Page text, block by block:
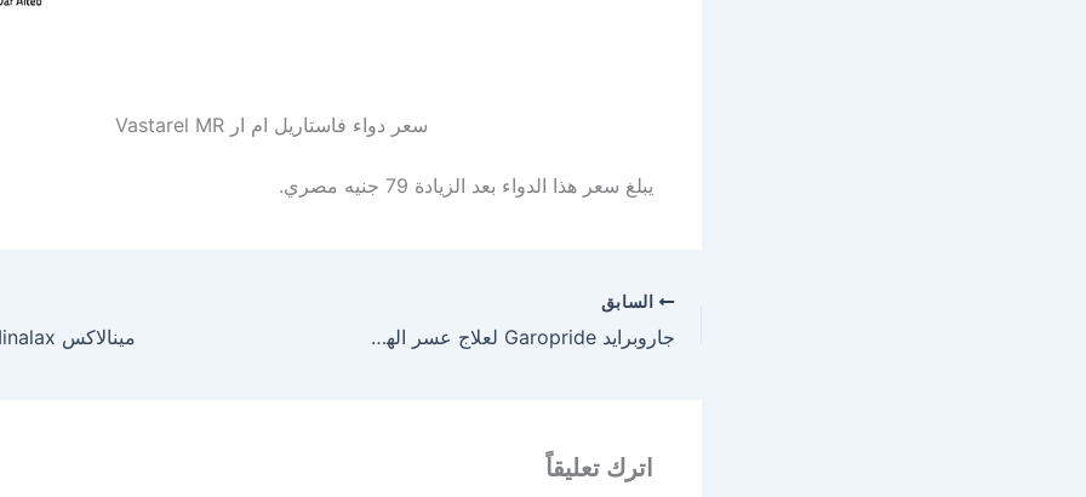
سعر دواء فاستاريل ام ار Vastarel MR
يبلغ سعر هذا الدواء بعد الزيادة 79 جنيه مصري.
السابق
جاروبرايد Garopride لعلاج عسر الهضم والجرعة المسموح بها مينالاكس Minalax لعلاج الإمساك
اترك تعليقاً